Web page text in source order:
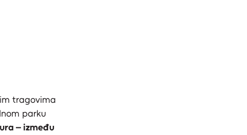
tragovima
parku
– između